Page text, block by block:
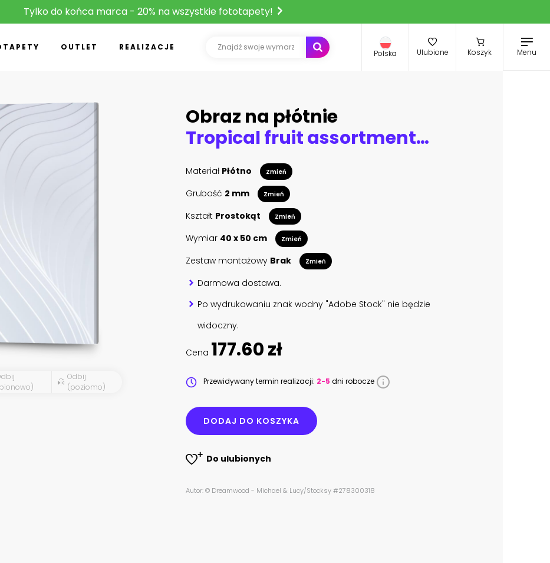
Tylko do końca marca - 20% na wszystkie fototapety!
OUTLET REALIZACJE
Polska Ulubione Koszyk Menu
Odbij
(poziomo)
Obraz na płótnie
Tropical fruit assortment on poolside
Materiał Płótno Zmień
Grubość 2 mm Zmień
Kształt Prostokąt Zmień
Wymiar 40 x 50 cm Zmień
Zestaw montażowy Brak Zmień
Darmowa dostawa.
Po wydrukowaniu znak wodny "Adobe Stock" nie będzie
widoczny.
Cena 177.60 zł
Przewidywany termin realizacji: 2-5 dni robocze
DODAJ DO KOSZYKA
Do ulubionych
Autor: © Dreamwood - Michael & Lucy/Stocksy #278300318